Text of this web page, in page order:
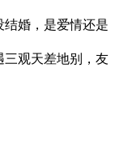
结婚，是爱情还是
三观天差地别，友